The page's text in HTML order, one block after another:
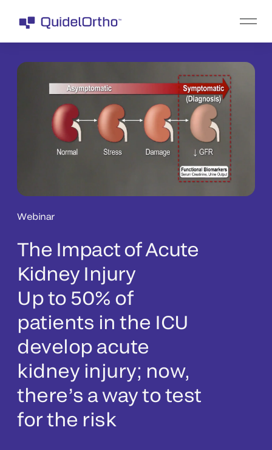
Webinar
The Impact of Acute
Kidney Injury
Up to 50% of
patients in the ICU
develop acute
kidney injury; now,
there’s a way to test
for the risk